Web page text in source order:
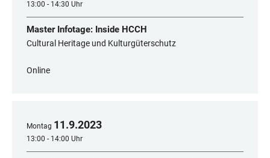
13:00 - 14:30 Uhr
Master Infotage: Inside HCCH
Cultural Heritage und Kulturgüterschutz
Online
Montag 11.9.2023
13:00 - 14:00 Uhr